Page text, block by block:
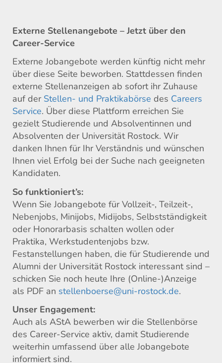
Externe Stellenangebote – Jetzt über den
Career-Service
Externe Jobangebote werden künftig nicht mehr
über diese Seite beworben. Stattdessen finden
externe Stellenanzeigen ab sofort ihr Zuhause
auf der Stellen- und Praktikabörse des Careers
Service. Über diese Plattform erreichen Sie
gezielt Studierende und Absolventinnen und
Absolventen der Universität Rostock. Wir
danken Ihnen für Ihr Verständnis und wünschen
Ihnen viel Erfolg bei der Suche nach geeigneten
Kandidaten.
So funktioniert’s:
Wenn Sie Jobangebote für Vollzeit-, Teilzeit-,
Nebenjobs, Minijobs, Midijobs, Selbstständigkeit
oder Honorarbasis schalten wollen oder
Praktika, Werkstudentenjobs bzw.
Festanstellungen haben, die für Studierende und
Alumni der Universität Rostock interessant sind –
schicken Sie noch heute Ihre (Online-)Anzeige
als PDF an stellenboerse@uni-rostock.de.
Unser Engagement:
Auch als AStA bewerben wir die Stellenbörse
des Career-Service aktiv, damit Studierende
weiterhin umfassend über alle Jobangebote
informiert sind.